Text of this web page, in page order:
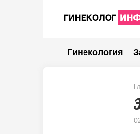
Гинекология